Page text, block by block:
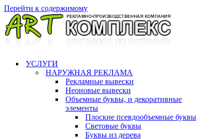
Перейти к содержимому
УСЛУГИ
НАРУЖНАЯ РЕКЛАМА
Рекламные вывески
Неоновые вывески
Объемные буквы, и декоративные
элементы
Плоские псевдообъемные буквы
Световые буквы
Буквы из дерева